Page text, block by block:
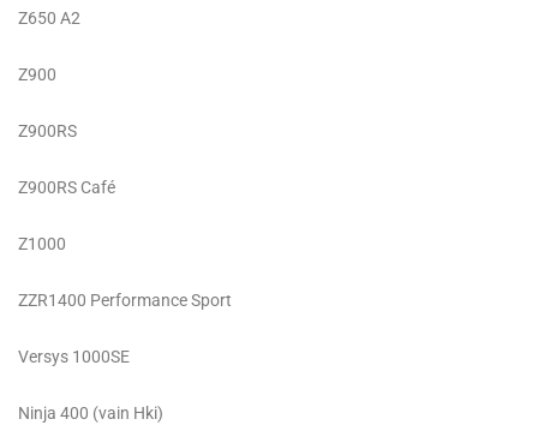
Z650 A2
Z900
Z900RS
Z900RS Café
Z1000
ZZR1400 Performance Sport
Versys 1000SE
Ninja 400 (vain Hki)